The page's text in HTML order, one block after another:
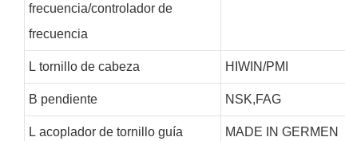
frecuencia/controlador de
frecuencia
L tornillo de cabeza HIWIN/PMI
B pendiente NSK,FAG
L acoplador de tornillo guía MADE IN GERMEN